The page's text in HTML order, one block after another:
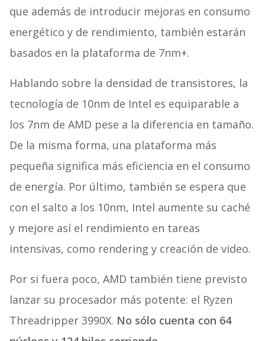
que además de introducir mejoras en consumo
energético y de rendimiento, también estarán
basados en la plataforma de 7nm+.
Hablando sobre la densidad de transistores, la
tecnología de 10nm de Intel es equiparable a
los 7nm de AMD pese a la diferencia en tamaño.
De la misma forma, una plataforma más
pequeña significa más eficiencia en el consumo
de energía. Por último, también se espera que
con el salto a los 10nm, Intel aumente su caché
y mejore así el rendimiento en tareas
intensivas, como rendering y creación de video.
Por si fuera poco, AMD también tiene previsto
lanzar su procesador más potente: el Ryzen
Threadripper 3990X. No sólo cuenta con 64